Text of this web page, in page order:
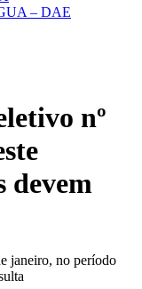
– DAE
nº
devem
janeiro, no período